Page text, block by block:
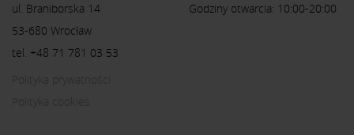
ul. Braniborska 14
53-680 Wrocław
tel. +48 71 781 03 53
Godziny otwarcia: 10:00-20:00